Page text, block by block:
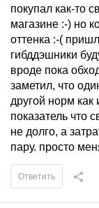
покупал как-то
магазине :-) но
оттенка :-(
гибддэшники
вроде пока
заметил, что
другой норм как
показатель что
не долго, а
пару. просто
Ответить